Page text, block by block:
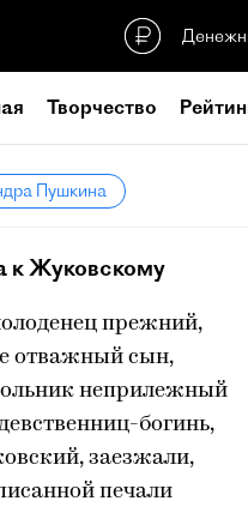
Творчество
Пушкина
к Жуковскому
прежний,
отважный сын,
неприлежный
богинь,
заезжали,
печали